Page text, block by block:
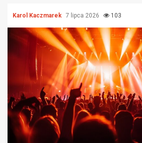
Karol Kaczmarek 7 lipca 2026 103